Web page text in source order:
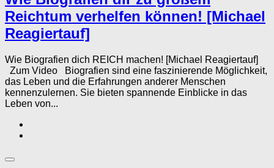
Reichtum verhelfen können! [Michael
Reagiertauf]
Wie Biografien dich REICH machen! [Michael Reagiertauf]
Zum Video Biografien sind eine faszinierende Möglichkeit,
das Leben und die Erfahrungen anderer Menschen
kennenzulernen. Sie bieten spannende Einblicke in das
Leben von...